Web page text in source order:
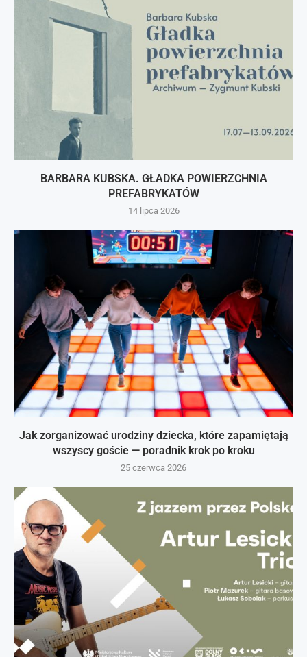
BARBARA KUBSKA. GŁADKA POWIERZCHNIA
PREFABRYKATÓW
14 lipca 2026
Jak zorganizować urodziny dziecka, które zapamiętają
wszyscy goście — poradnik krok po kroku
25 czerwca 2026